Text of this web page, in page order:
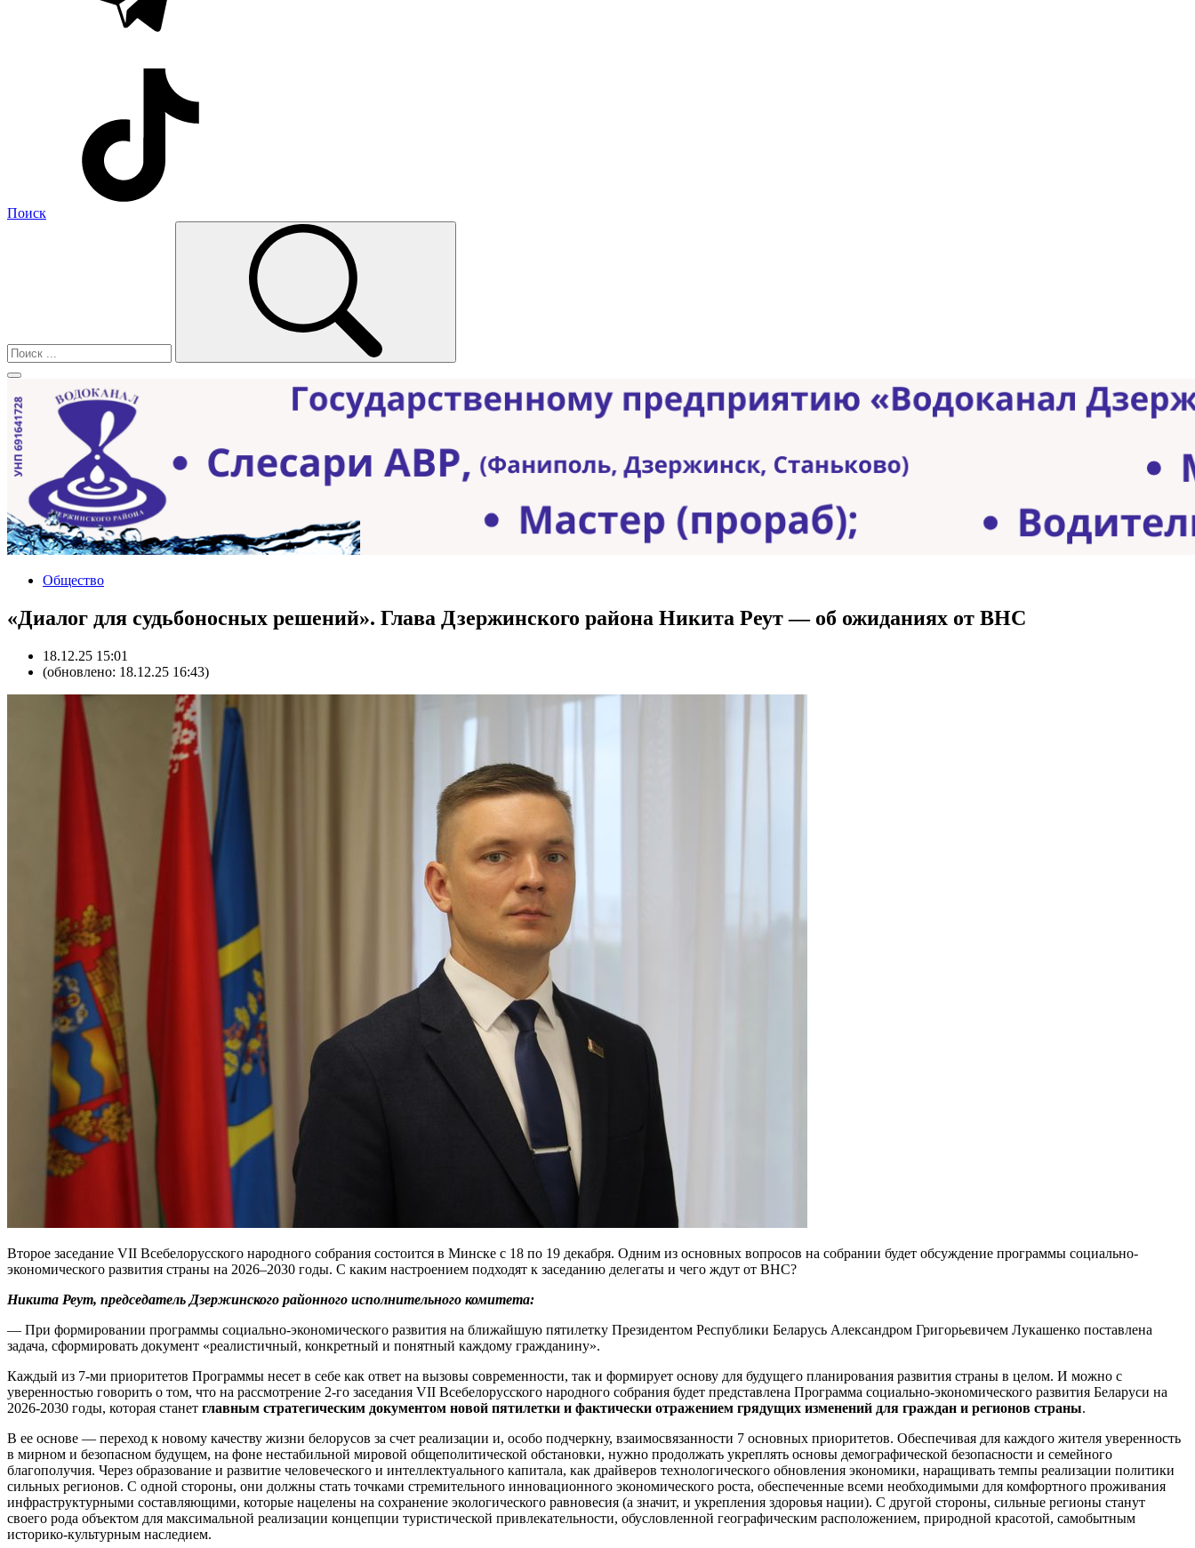
Поиск
Общество
«Диалог для судьбоносных решений». Глава Дзержинского района Никита Реут — об ожиданиях от ВНС
18.12.25 15:01
(обновлено: 18.12.25 16:43)
Второе заседание VII Всебелорусского народного собрания состоится в Минске с 18 по 19 декабря. Одним из основных вопросов на собрании будет обсуждение программы социально-
экономического развития страны на 2026–2030 годы. С каким настроением подходят к заседанию делегаты и чего ждут от ВНС?
Никита Реут, председатель Дзержинского районного исполнительного комитета:
— При формировании программы социально-экономического развития на ближайшую пятилетку Президентом Республики Беларусь Александром Григорьевичем Лукашенко поставлена
задача, сформировать документ «реалистичный, конкретный и понятный каждому гражданину».
Каждый из 7-ми приоритетов Программы несет в себе как ответ на вызовы современности, так и формирует основу для будущего планирования развития страны в целом. И можно с
уверенностью говорить о том, что на рассмотрение 2-го заседания VII Всебелорусского народного собрания будет представлена Программа социально-экономического развития Беларуси на
2026-2030 годы, которая станет главным стратегическим документом новой пятилетки и фактически отражением грядущих изменений для граждан и регионов страны.
В ее основе — переход к новому качеству жизни белорусов за счет реализации и, особо подчеркну, взаимосвязанности 7 основных приоритетов. Обеспечивая для каждого жителя уверенность
в мирном и безопасном будущем, на фоне нестабильной мировой общеполитической обстановки, нужно продолжать укреплять основы демографической безопасности и семейного
благополучия. Через образование и развитие человеческого и интеллектуального капитала, как драйверов технологического обновления экономики, наращивать темпы реализации политики
сильных регионов. С одной стороны, они должны стать точками стремительного инновационного экономического роста, обеспеченные всеми необходимыми для комфортного проживания
инфраструктурными составляющими, которые нацелены на сохранение экологического равновесия (а значит, и укрепления здоровья нации). С другой стороны, сильные регионы станут
своего рода объектом для максимальной реализации концепции туристической привлекательности, обусловленной географическим расположением, природной красотой, самобытным
историко-культурным наследием.